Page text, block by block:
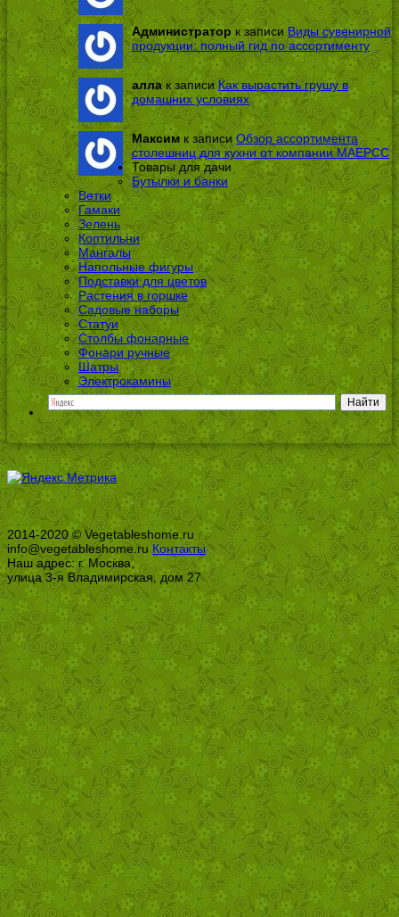
Администратор к записиВиды сувенирной
продукции: полный гид по ассортименту
аллак записиКак вырастить грушу в
домашних условиях
Максимк записи Обзор ассортимента
столешниц для кухни от компании МАЕРСС
Товары для дачи
Бутылки и банки
Ветки
Гамаки
Зелень
Коптильни
Мангалы
Напольные фигуры
Подставки для цветов
Растения в горшке
Садовые наборы
Статуи
Столбы фонарные
Фонари ручные
Шатры
Электрокамины
2014-2020 © Vegetableshome.ru
info@vegetableshome.ru Контакты
Наш адрес: г. Москва,
улица 3-я Владимирская, дом 27